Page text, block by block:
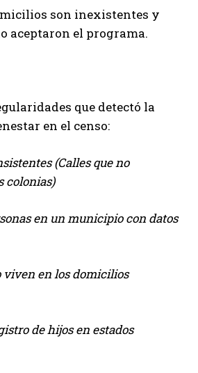
son inexistentes y
aceptaron el programa.
que detectó la
en el censo:
(Calles que no
colonias)
en un municipio con datos
viven en los domicilios
de hijos en estados